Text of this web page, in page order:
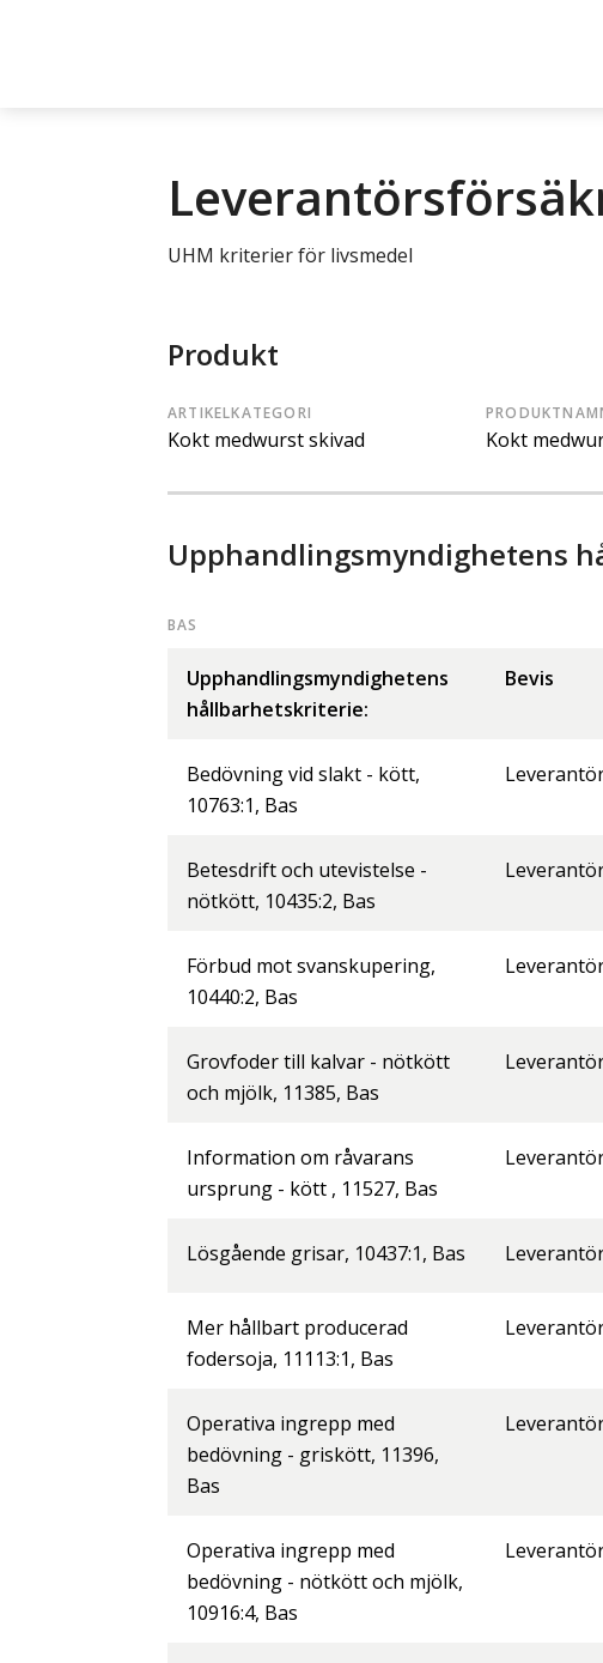
UHM kriterier för livsmedel
Produkt
ARTIKELKATEGORI
Kokt medwurst skivad Kokt
Upphandlingsmyndighetens
BAS
Upphandlingsmyndighetens
hållbarhetskriterie:
Bevis
Bedövning vid slakt - kött,
10763:1, Bas
Betesdrift och utevistelse -
nötkött, 10435:2, Bas
Förbud mot svanskupering,
10440:2, Bas
Grovfoder till kalvar - nötkött
och mjölk, 11385, Bas
Information om råvarans
ursprung - kött , 11527, Bas
Lösgående grisar, 10437:1, Bas
Mer hållbart producerad
fodersoja, 11113:1, Bas
Operativa ingrepp med
bedövning - griskött, 11396,
Bas
Operativa ingrepp med
bedövning - nötkött och mjölk,
10916:4, Bas